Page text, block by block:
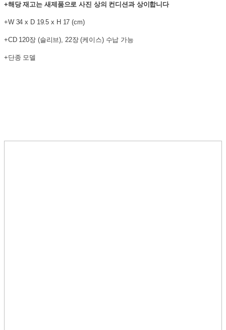
+해당 재고는 새제품으로 사진 상의 컨디션과 상이합니다
+W 34 x D 19.5 x H 17 (cm)
+CD 120장 (슬리브), 22장 (케이스) 수납 가능
+단종 모델